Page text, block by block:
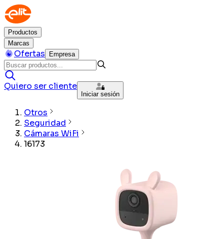
Productos
Marcas
Ofertas Empresa
Quiero ser cliente
Iniciar sesión
Otros
Seguridad
Cámaras WiFi
16173